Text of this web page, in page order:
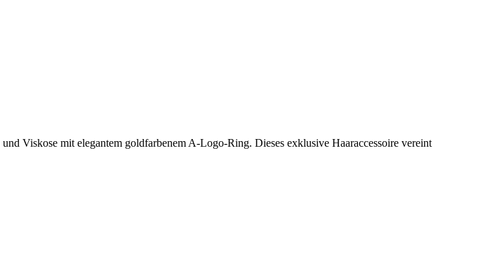
Viskose mit elegantem goldfarbenem A-Logo-Ring. Dieses exklusive Haaraccessoire vereint